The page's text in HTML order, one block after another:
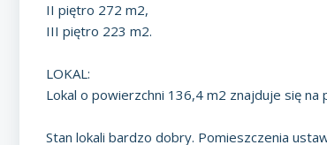
II piętro 272 m2,
III piętro 223 m2.
LOKAL:
Lokal o powierzchni 136,4 m2 znajduje się
Stan lokali bardzo dobry. Pomieszczenia